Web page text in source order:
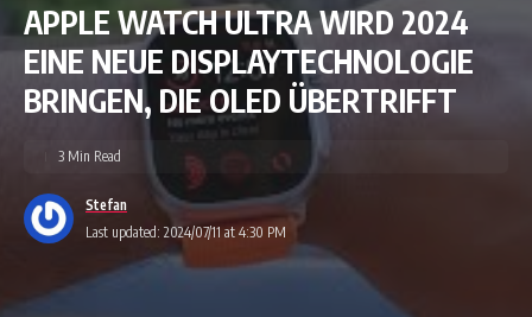
APPLE WATCH ULTRA WIRD 2024
EINE NEUE DISPLAYTECHNOLOGIE
BRINGEN, DIE OLED ÜBERTRIFFT
Last updated: 2024/07/11 at 4:30 PM
Stefan
3 Min Read